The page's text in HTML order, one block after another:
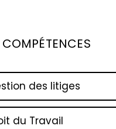
COMPÉTENCES
des litiges
du Travail